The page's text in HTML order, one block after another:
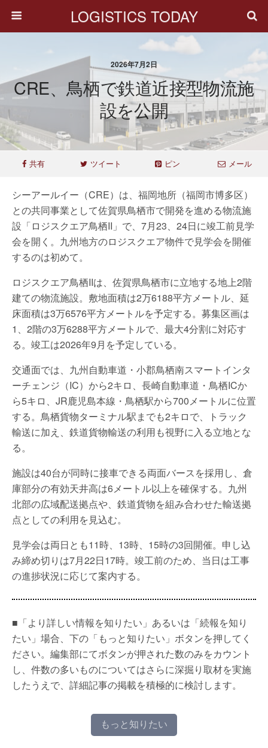
LOGISTICS TODAY
2026年7月2日
CRE、鳥栖で鉄道近接型物流施
設を公開
共有 ツイート ピン メール
シーアールイー（CRE）は、福岡地所（福岡市博多区）
との共同事業として佐賀県鳥栖市で開発を進める物流施
設「ロジスクエア鳥栖II」で、7月23、24日に竣工前見学
会を開く。九州地方のロジスクエア物件で見学会を開催
するのは初めて。
ロジスクエア鳥栖IIは、佐賀県鳥栖市に立地する地上2階
建ての物流施設。敷地面積は2万6188平方メートル、延
床面積は3万6576平方メートルを予定する。募集区画は
1、2階の3万6288平方メートルで、最大4分割に対応す
る。竣工は2026年9月を予定している。
交通面では、九州自動車道・小郡鳥栖南スマートインタ
ーチェンジ（IC）から2キロ、長崎自動車道・鳥栖ICか
ら5キロ、JR鹿児島本線・鳥栖駅から700メートルに位置
する。鳥栖貨物ターミナル駅までも2キロで、トラック
輸送に加え、鉄道貨物輸送の利用も視野に入る立地とな
る。
施設は40台が同時に接車できる両面バースを採用し、倉
庫部分の有効天井高は6メートル以上を確保する。九州
北部の広域配送拠点や、鉄道貨物を組み合わせた輸送拠
点としての利用を見込む。
見学会は両日とも11時、13時、15時の3回開催。申し込
み締め切りは7月22日17時。竣工前のため、当日は工事
の進捗状況に応じて案内する。
■「より詳しい情報を知りたい」あるいは「続報を知り
たい」場合、下の「もっと知りたい」ボタンを押してく
ださい。編集部にてボタンが押された数のみをカウント
し、件数の多いものについてはさらに深掘り取材を実施
したうえで、詳細記事の掲載を積極的に検討します。
もっと知りたい